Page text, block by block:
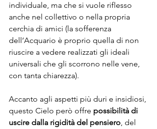
individuale, ma che si vuole riflesso
anche nel collettivo o nella propria
cerchia di amici (la sofferenza
dell’Acquario è proprio quella di non
riuscire a vedere realizzati gli ideali
universali che gli scorrono nelle vene,
con tanta chiarezza).
Accanto agli aspetti più duri e insidiosi,
questo Cielo però offre possibilità di
uscire dalla rigidità del pensiero, del